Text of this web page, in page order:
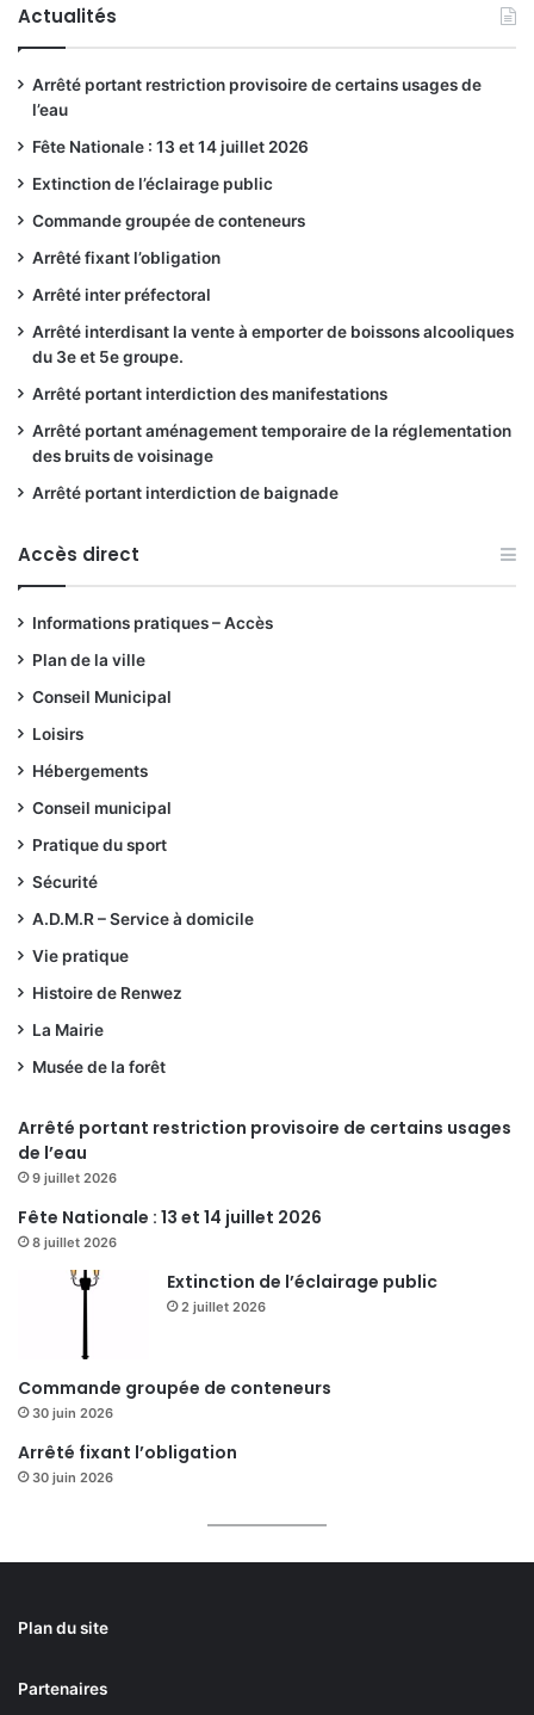
Actualités
Arrêté portant restriction provisoire de certains usages de
l’eau
Fête Nationale : 13 et 14 juillet 2026
Extinction de l’éclairage public
Commande groupée de conteneurs
Arrêté fixant l’obligation
Arrêté inter préfectoral
Arrêté interdisant la vente à emporter de boissons alcooliques
du 3e et 5e groupe.
Arrêté portant interdiction des manifestations
Arrêté portant aménagement temporaire de la réglementation
des bruits de voisinage
Arrêté portant interdiction de baignade
Accès direct
Informations pratiques – Accès
Plan de la ville
Conseil Municipal
Loisirs
Hébergements
Conseil municipal
Pratique du sport
Sécurité
A.D.M.R – Service à domicile
Vie pratique
Histoire de Renwez
La Mairie
Musée de la forêt
Arrêté portant restriction provisoire de certains usages
de l’eau
9 juillet 2026
Fête Nationale : 13 et 14 juillet 2026
8 juillet 2026
Extinction de l’éclairage public
2 juillet 2026
Commande groupée de conteneurs
30 juin 2026
Arrêté fixant l’obligation
30 juin 2026
Plan du site
Partenaires